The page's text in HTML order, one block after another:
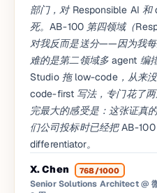
部门，对 Responsible AI
死。AB-100 第四领域（
对我反而是送分——因为我
难的是第二领域多 agent 编
Studio 拖 low-code，从来
code-first 写法，专门花了
完最大的感受是：这张证真
们公司投标时已经把 AB-
differentiator。
X. Chen
768/1000
Senior Solutions Architect @